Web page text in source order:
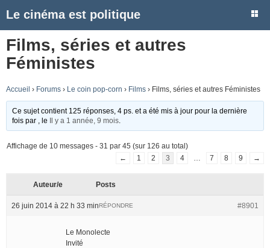
Le cinéma est politique
Films, séries et autres
Féministes
Accueil › Forums › Le coin pop-corn › Films › Films, séries et autres Féministes
Ce sujet contient 125 réponses, 4 ps. et a été mis à jour pour la dernière
fois par
, le Il y a 1 année, 9 mois
Affichage de 10 messages - 31 par 45 (sur 126 au total)
←
1 2 3 4 7 8 9 →
Auteur/e Posts
26 juin 2014 à 22 h 33 min #8901
RÉPONDRE
Le Monolecte
Invité